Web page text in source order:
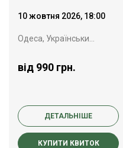
10 жовтня 2026, 18:00
від 990 грн.
ДЕТАЛЬНІШЕ
КУПИТИ КВИТОК